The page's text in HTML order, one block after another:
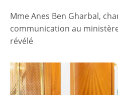
Mme Anes Ben Gharbal,
communication au
révélé